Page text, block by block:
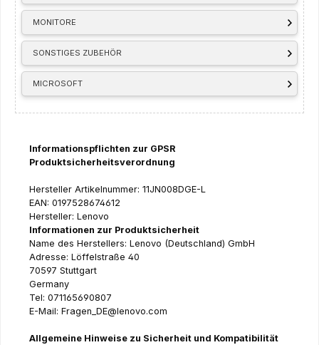
MONITORE
SONSTIGES ZUBEHÖR
MICROSOFT
Informationspflichten zur GPSR
Produktsicherheitsverordnung
Hersteller Artikelnummer: 11JN008DGE-L
EAN: 0197528674612
Hersteller: Lenovo
Informationen zur Produktsicherheit
Name des Herstellers: Lenovo (Deutschland) GmbH
Adresse: Löffelstraße 40
70597 Stuttgart
Germany
Tel: 071165690807
E-Mail: Fragen_DE@lenovo.com
Allgemeine Hinweise zu Sicherheit und Kompatibilität